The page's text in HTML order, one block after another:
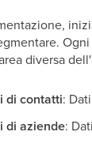
diversa
di contatti:
di aziende: